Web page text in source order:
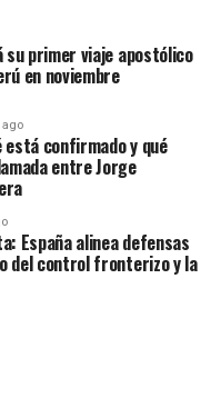
su primer viaje apostólico
en noviembre
está confirmado y qué
entre Jorge
España alinea defensas
del control fronterizo y la